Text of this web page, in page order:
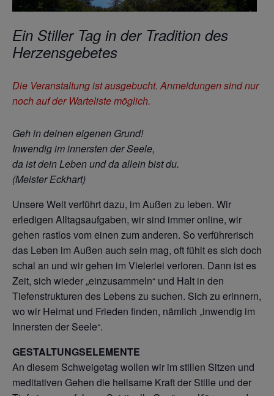
Ein Stiller Tag in der Tradition des
Herzensgebetes
Die Veranstaltung ist ausgebucht. Anmeldungen sind nur
noch auf der Warteliste möglich.
Geh in deinen eigenen Grund!
Inwendig im innersten der Seele,
da ist dein Leben und da allein bist du.
(Meister Eckhart)
Unsere Welt verführt dazu, im Außen zu leben. Wir
erledigen Alltagsaufgaben, wir sind immer online, wir
gehen rastlos vom einen zum anderen. So verführerisch
das Leben im Außen auch sein mag, oft fühlt es sich doch
schal an und wir gehen im Vielerlei verloren. Dann ist es
Zeit, sich wieder „einzusammeln“ und Halt in den
Tiefenstrukturen des Lebens zu suchen. Sich zu erinnern,
wo wir Heimat und Frieden finden, nämlich „inwendig im
Innersten der Seele“.
GESTALTUNGSELEMENTE
An diesem Schweigetag wollen wir im stillen Sitzen und
meditativen Gehen die heilsame Kraft der Stille und der